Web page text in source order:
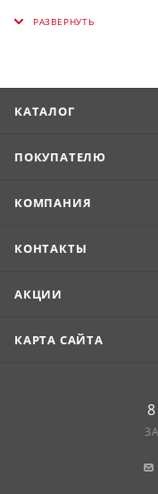
Использование
КАТАЛОГ
ПОКУПАТЕЛЮ
КОМПАНИЯ
КОНТАКТЫ
АКЦИИ
КАРТА САЙТА